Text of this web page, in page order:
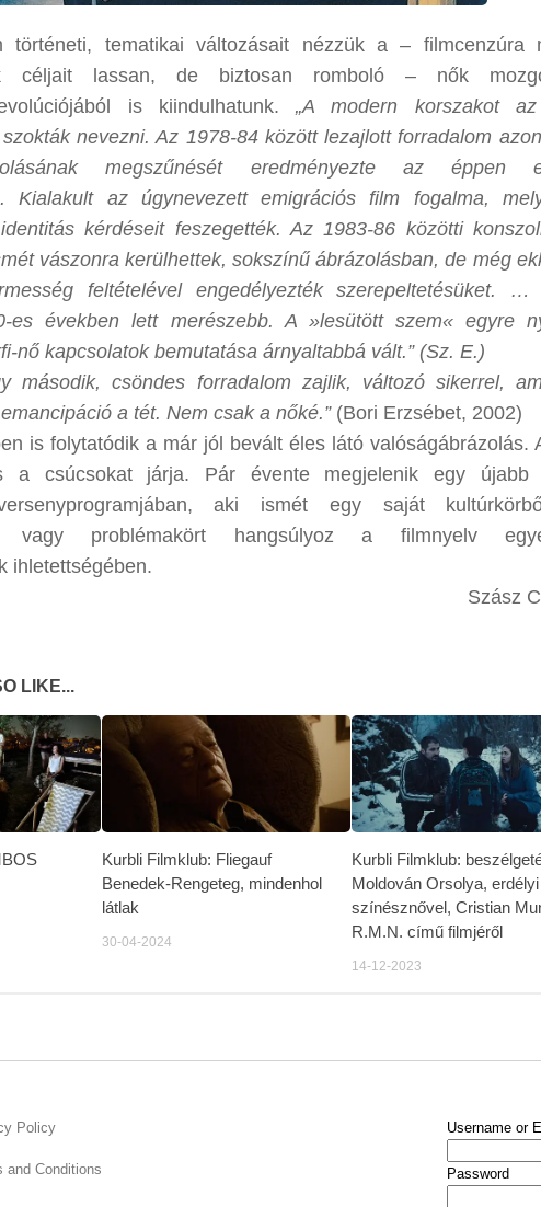
tematikai változásait nézzük a – filmcenzúra
céljait lassan, de biztosan romboló – nők
is kiindulhatunk. „A modern korszakot
nevezni. Az 1978-84 között lezajlott forradalom
megszűnését eredményezte az éppen
Kialakult az úgynevezett emigrációs film fogalma,
kérdéseit feszegették. Az 1983-86 közötti
vászonra kerülhettek, sokszínű ábrázolásban, de még
feltételével engedélyezték szerepeltetésüket.
es években lett merészebb. A »lesütött szem« egyre
nő kapcsolatok bemutatása árnyaltabbá vált.” (Sz. E.)
második, csöndes forradalom zajlik, változó sikerrel,
a tét. Nem csak a nőké.”(Bori Erzsébet, 2002)
is folytatódik a már jól bevált éles látó valóságábrázolás.
a csúcsokat járja. Pár évente megjelenik egy
aki ismét egy saját
vagy problémakört hangsúlyoz a filmnyelv
ihletettségében.
Szász
LIKE...
Kurbli Filmklub: Fliegauf
Benedek-Rengeteg, mindenhol
látlak
30-04-2024
Kurbli Filmklub:
Moldován Orsolya, erdélyi
színésznővel, Cristian
R.M.N. című filmjéről
14-12-2023
Policy
and Conditions
Username or
Password